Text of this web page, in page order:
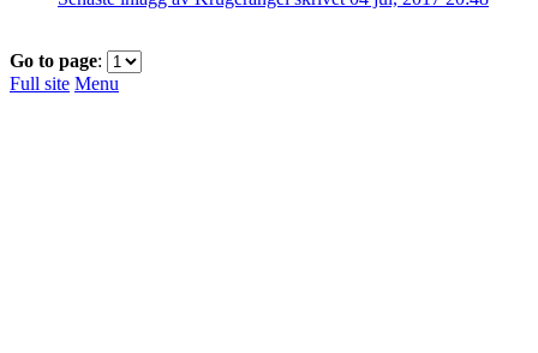
Go to page:
Full site Menu